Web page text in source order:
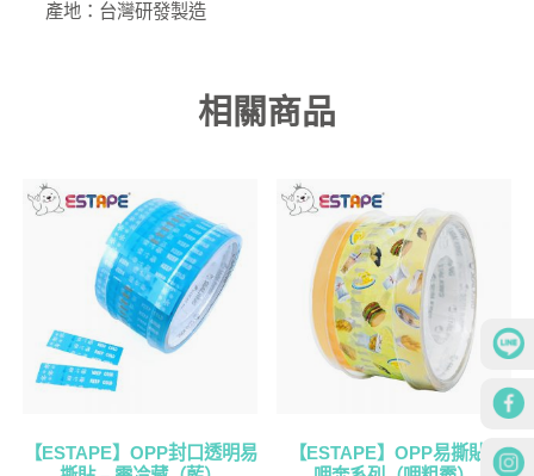
產地：台灣研發製造
相關商品
【ESTAPE】OPP封口透明易
【ESTAPE】OPP易撕貼 –